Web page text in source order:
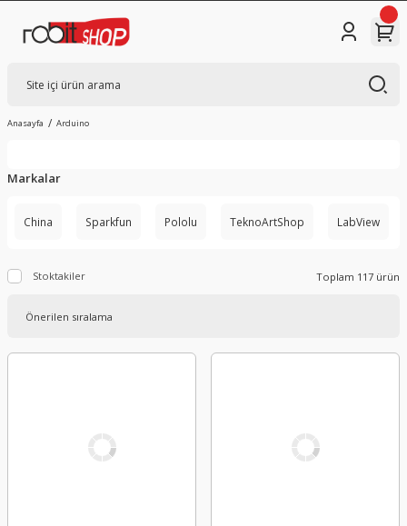
Anasayfa Arduino
Markalar
China Sparkfun Pololu TeknoArtShop LabView
Stoktakiler Toplam 117 ürün